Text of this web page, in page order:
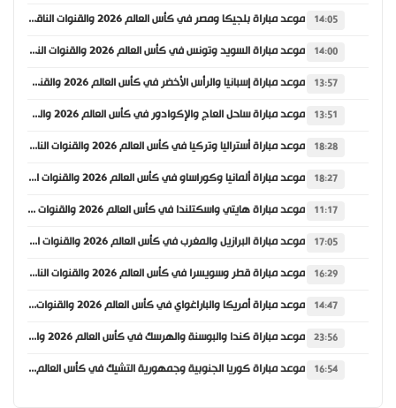
14:05 موعد مباراة بلجيكا ومصر في كأس العالم 2026 والقنوات الناقلة
14:00 موعد مباراة السويد وتونس في كأس العالم 2026 والقنوات الناقلة
13:57 موعد مباراة إسبانيا والرأس الأخضر في كأس العالم 2026 والقنوات الناقلة
13:51 موعد مباراة ساحل العاج والإكوادور في كأس العالم 2026 والقنوات الناقلة
18:28 موعد مباراة أستراليا وتركيا في كأس العالم 2026 والقنوات الناقلة
18:27 موعد مباراة ألمانيا وكوراساو في كأس العالم 2026 والقنوات الناقلة
11:17 موعد مباراة هايتي واسكتلندا في كأس العالم 2026 والقنوات الناقلة
17:05 موعد مباراة البرازيل والمغرب في كأس العالم 2026 والقنوات الناقلة
16:29 موعد مباراة قطر وسويسرا في كأس العالم 2026 والقنوات الناقلة
14:47 موعد مباراة أمريكا والباراغواي في كأس العالم 2026 والقنوات الناقلة
23:56 موعد مباراة كندا والبوسنة والهرسك في كأس العالم 2026 والقنوات الناقلة
16:54 موعد مباراة كوريا الجنوبية وجمهورية التشيك في كأس العالم 2026 والقنوات الناقلة